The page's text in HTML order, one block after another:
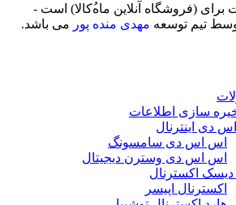
(فروشگاه آنلاین ماه‌‌‌‌‌‌ُکالا) است -
تیم توسعه مهدی منده پور می باشد.
سازی اطلاعات
دی اینترنال
اس اس دی سامسونگ
اس اس دی وسترن دیجیتال
دیسک اکسترنال
اکسترنال اپیسر